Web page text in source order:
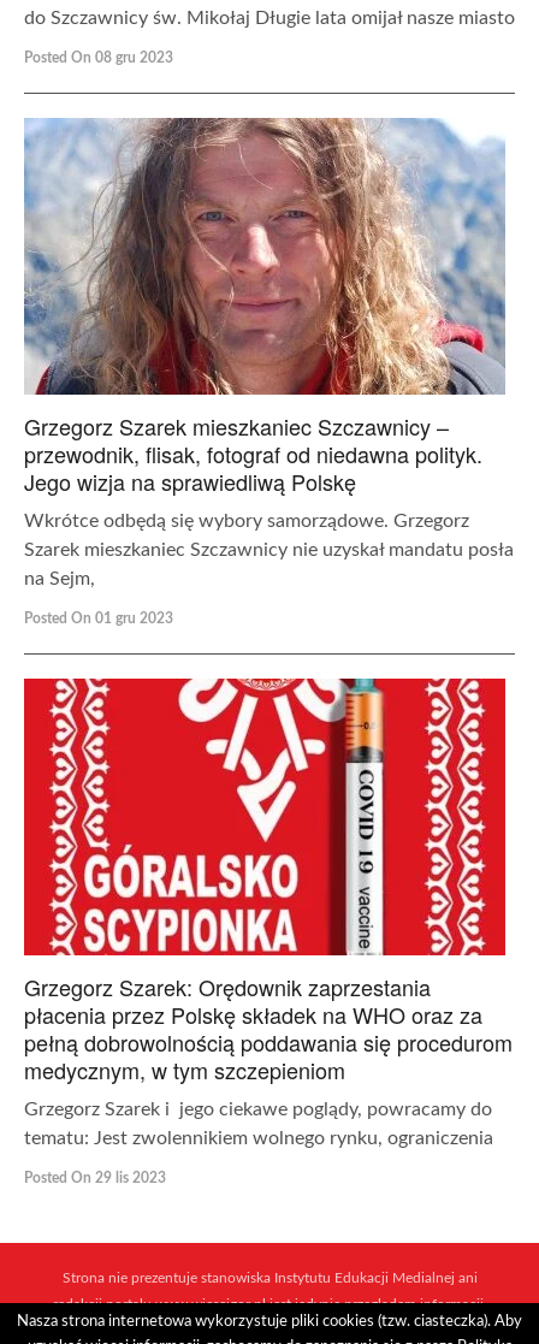
do Szczawnicy św. Mikołaj Długie lata omijał nasze miasto
Posted On 08 gru 2023
Grzegorz Szarek mieszkaniec Szczawnicy –
przewodnik, flisak, fotograf od niedawna polityk.
Jego wizja na sprawiedliwą Polskę
Wkrótce odbędą się wybory samorządowe. Grzegorz
Szarek mieszkaniec Szczawnicy nie uzyskał mandatu posła
na Sejm,
Posted On 01 gru 2023
Grzegorz Szarek: Orędownik zaprzestania
płacenia przez Polskę składek na WHO oraz za
pełną dobrowolnością poddawania się procedurom
medycznym, w tym szczepieniom
Grzegorz Szarek i jego ciekawe poglądy, powracamy do
tematu: Jest zwolennikiem wolnego rynku, ograniczenia
Posted On 29 lis 2023
Strona nie prezentuje stanowiska Instytutu Edukacji Medialnej ani
redakcji portalu www.wiescigor.pl jest jedynie przeglądem informacji,
które ukazują się w sieci mediów i niezależnych dziennikarzy.
Nasza strona internetowa wykorzystuje pliki cookies (tzw. ciasteczka). Aby